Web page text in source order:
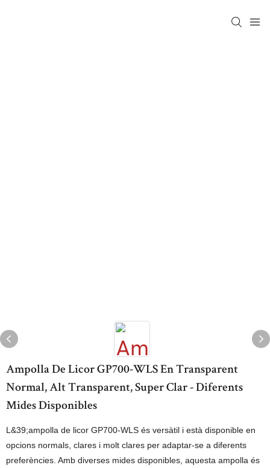
Ampolla De Licor GP700-WLS En Transparent
Normal, Alt Transparent, Super Clar - Diferents
Mides Disponibles
L&39;ampolla de licor GP700-WLS és versàtil i està disponible en
opcions normals, clares i molt clares per adaptar-se a diferents
preferències. Amb diverses mides disponibles, aquesta ampolla és